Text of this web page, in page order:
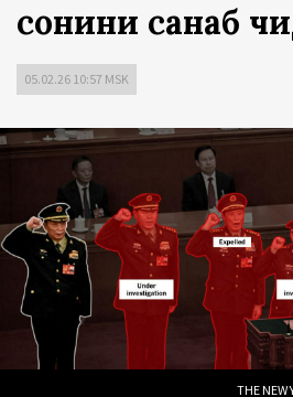
сонини санаб
05.02.26 10:57 MSK
THE